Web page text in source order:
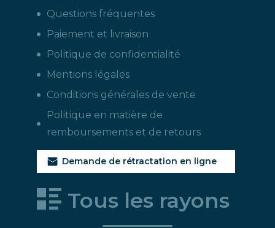
Questions fréquentes
Paiement et livraison
Politique de confidentialité
Mentions légales
Conditions générales de vente
Politique en matière de
remboursements et de retours
Demande de rétractation en ligne
Tous les rayons